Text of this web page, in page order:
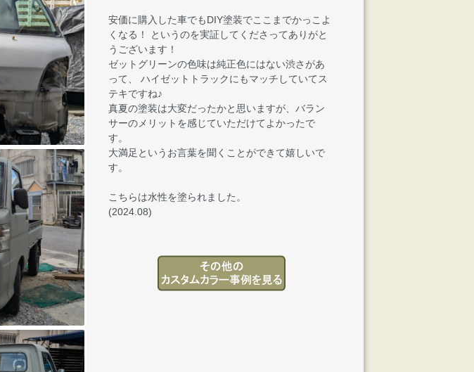
安価に購入した車でもDIY塗装でここまでかっこよ
くなる！ というのを実証してくださってありがと
うございます！
ゼットグリーンの色味は純正色にはない渋さがあ
って、 ハイゼットトラックにもマッチしていてス
テキですね♪
真夏の塗装は大変だったかと思いますが、バラン
サーのメリットを感じていただけてよかったで
す。
大満足というお言葉を聞くことができて嬉しいで
す。
こちらは水性を塗られました。
(2024.08)